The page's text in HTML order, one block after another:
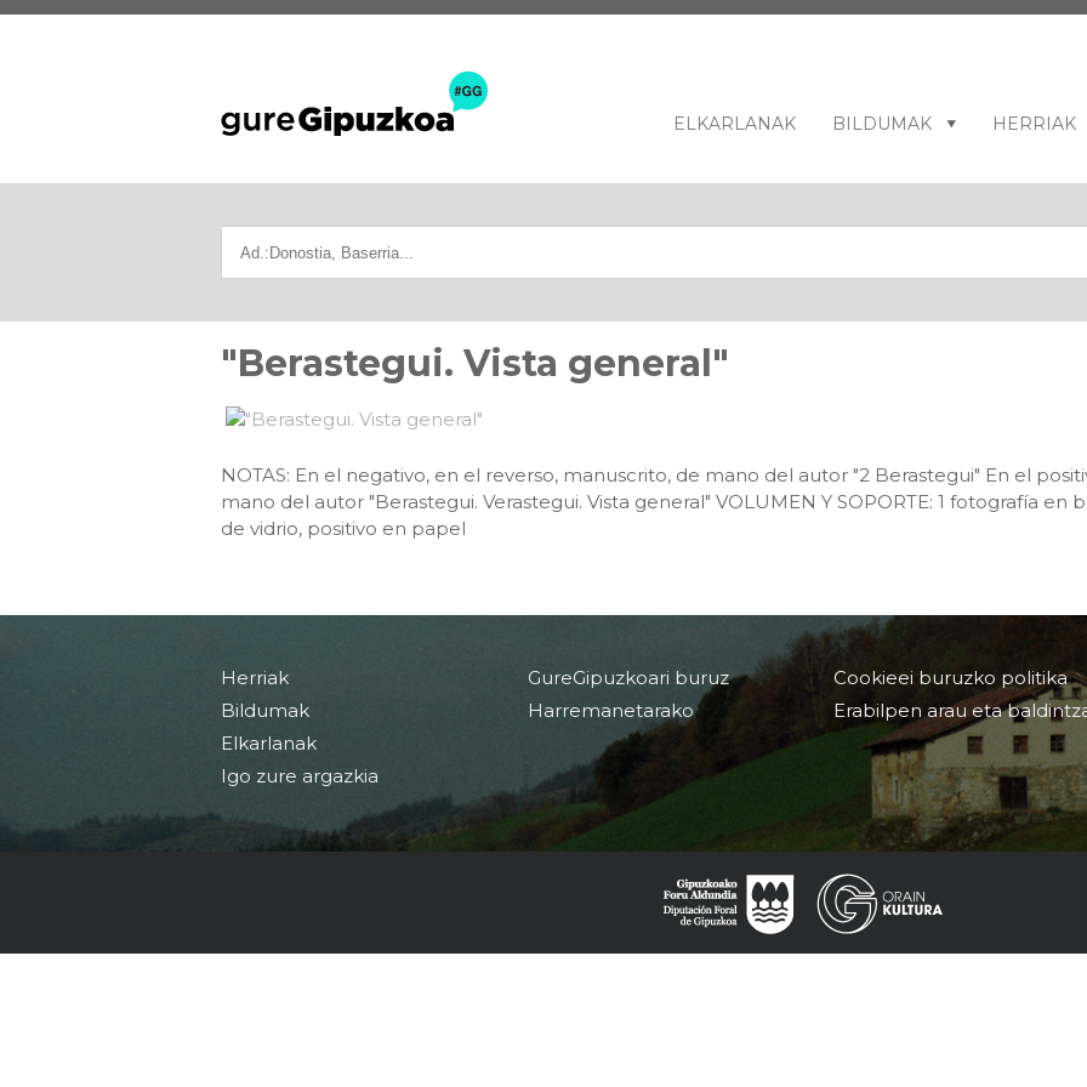
ELKARLANAK BILDUMAK HERRIAK
"Berastegui. Vista general"
NOTAS: En el negativo, en el reverso, manuscrito, de mano del autor "2 Berastegui" En el
mano del autor "Berastegui. Verastegui. Vista general" VOLUMEN Y SOPORTE: 1 fotografía
de vidrio, positivo en papel
Herriak
Bildumak
Elkarlanak
Igo zure argazkia
GureGipuzkoari buruz
Harremanetarako
Cookieei buruzko politika
Erabilpen arau eta